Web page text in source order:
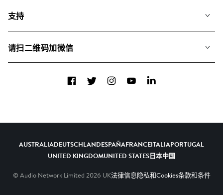
专辑
我们如何运用AI
支持
关于我们
请扫二维码加微信
FacebookTwitterInstagramYouTubeLinkedIn
AUSTRALIADEUTSCHLANDESPAÑAFRANCEITALIAPORTUGAL
UNITED KINGDOMUNITED STATES日本中国
© Audio Network Limited 2026 UK法律信息隐私和Cookies条款和条件